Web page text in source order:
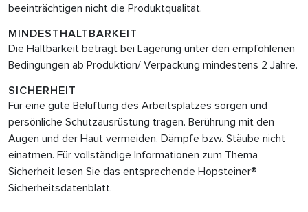
beeinträchtigen nicht die Produktqualität.
MINDESTHALTBARKEIT
Die Haltbarkeit beträgt bei Lagerung unter den empfohlenen
Bedingungen ab Produktion/ Verpackung mindestens 2 Jahre.
SICHERHEIT
Für eine gute Belüftung des Arbeitsplatzes sorgen und
persönliche Schutzausrüstung tragen. Berührung mit den
Augen und der Haut vermeiden. Dämpfe bzw. Stäube nicht
einatmen. Für vollständige Informationen zum Thema
Sicherheit lesen Sie das entsprechende Hopsteiner®
Sicherheitsdatenblatt.